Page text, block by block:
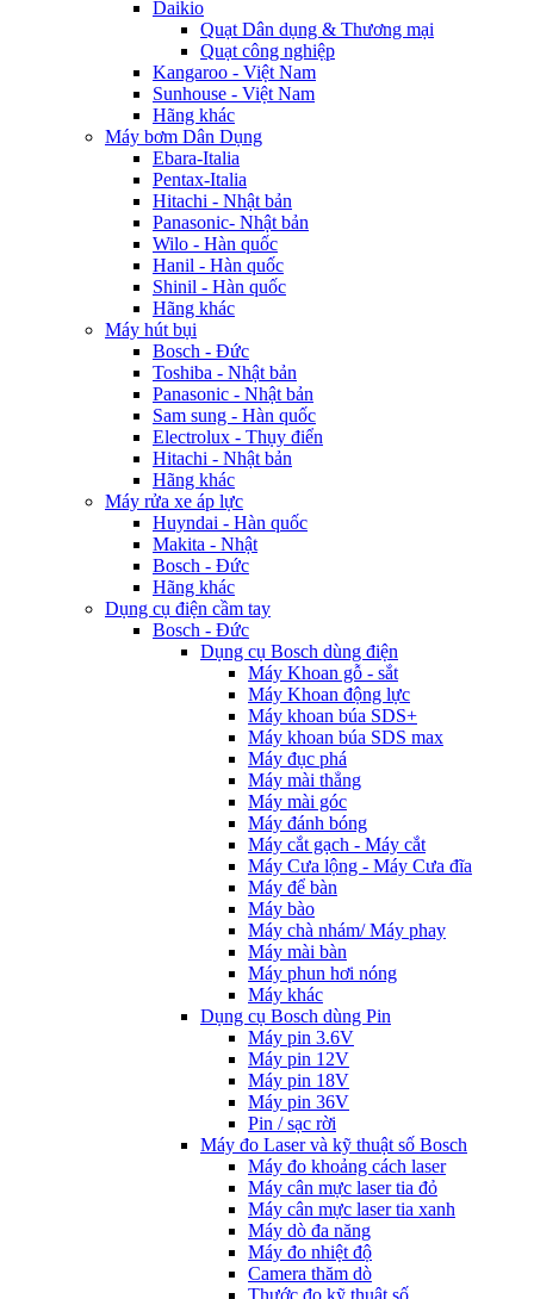
Daikio
Quạt Dân dụng & Thương mại
Quạt công nghiệp
Kangaroo - Việt Nam
Sunhouse - Việt Nam
Hãng khác
Máy bơm Dân Dụng
Ebara-Italia
Pentax-Italia
Hitachi - Nhật bản
Panasonic- Nhật bản
Wilo - Hàn quốc
Hanil - Hàn quốc
Shinil - Hàn quốc
Hãng khác
Máy hút bụi
Bosch - Đức
Toshiba - Nhật bản
Panasonic - Nhật bản
Sam sung - Hàn quốc
Electrolux - Thụy điển
Hitachi - Nhật bản
Hãng khác
Máy rửa xe áp lực
Huyndai - Hàn quốc
Makita - Nhật
Bosch - Đức
Hãng khác
Dụng cụ điện cầm tay
Bosch - Đức
Dụng cụ Bosch dùng điện
Máy Khoan gỗ - sắt
Máy Khoan động lực
Máy khoan búa SDS+
Máy khoan búa SDS max
Máy đục phá
Máy mài thẳng
Máy mài góc
Máy đánh bóng
Máy cắt gạch - Máy cắt
Máy Cưa lộng - Máy Cưa đĩa
Máy để bàn
Máy bào
Máy chà nhám/ Máy phay
Máy mài bàn
Máy phun hơi nóng
Máy khác
Dụng cụ Bosch dùng Pin
Máy pin 3.6V
Máy pin 12V
Máy pin 18V
Máy pin 36V
Pin / sạc rời
Máy đo Laser và kỹ thuật số Bosch
Máy đo khoảng cách laser
Máy cân mực laser tia đỏ
Máy cân mực laser tia xanh
Máy dò đa năng
Máy đo nhiệt độ
Camera thăm dò
Thước đo kỹ thuật số